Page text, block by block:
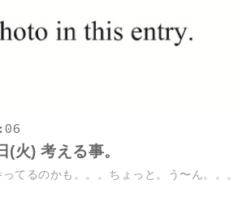
火) 考える事。
てるのかも。。。ちょっと。う〜ん。。。